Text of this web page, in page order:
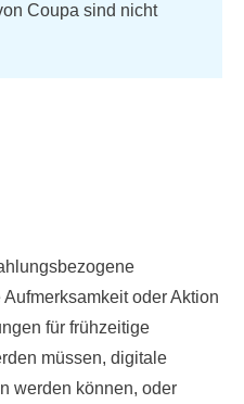
Coupa sind nicht
oder Aktion
für frühzeitige
müssen, digitale
werden können, oder